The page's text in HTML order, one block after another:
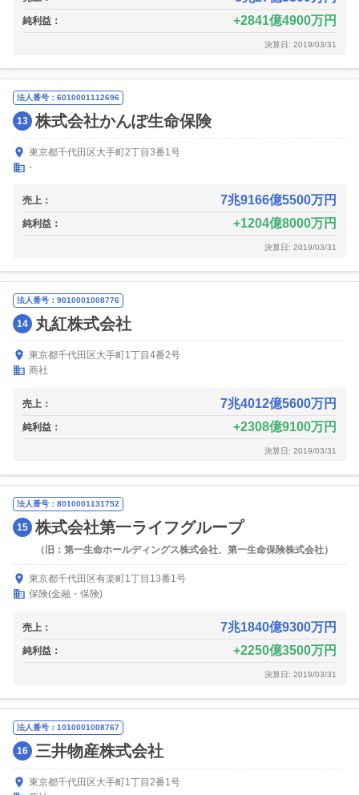
純利益： 2841億4900万円
決算日: 2019/03/31
法人番号：6010001112696
13 株式会社かんぽ生命保険
東京都千代田区大手町2丁目3番1号
-
売上： 7兆9166億5500万円
純利益： 1204億8000万円
決算日: 2019/03/31
法人番号：9010001008776
14 丸紅株式会社
東京都千代田区大手町1丁目4番2号
商社
売上： 7兆4012億5600万円
純利益： 2308億9100万円
決算日: 2019/03/31
法人番号：8010001131752
15 株式会社第一ライフグループ
（旧：第一生命ホールディングス株式会社、第一生命保険株式会社）
東京都千代田区有楽町1丁目13番1号
保険(金融・保険)
売上： 7兆1840億9300万円
純利益： 2250億3500万円
決算日: 2019/03/31
法人番号：1010001008767
16 三井物産株式会社
東京都千代田区大手町1丁目2番1号